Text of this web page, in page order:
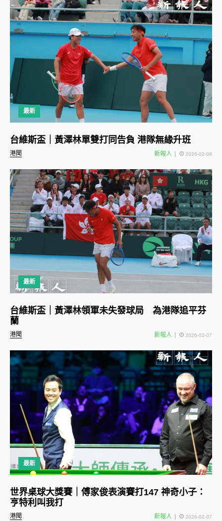
最新
港聞
台維斯盃｜黃澤林單雙打同告負 港隊無緣升班
新報人 2026-02-08
最新
港聞
台維斯盃｜黃澤林領軍未失發球局 為港隊追平芬
蘭
新報人 2026-02-07
最新
港聞
世界桌球大獎賽｜傅家俊表演賽打147 神奇小子：
亨特利叫我打
新報人 2026-02-07